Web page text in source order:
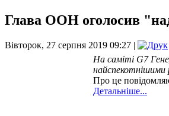
Глава ООН оголосив
Вівторок, 27 серпня 2019 09:27 |
На саміті G7
найспекотнішими
Про це
Детальніше...